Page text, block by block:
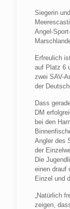
Siegerin
Angel-
Erfreulich
auf Platz 6
zwei SAV-
der
Dass
DM
bei den
Angler des
der
Die
einen drauf
Einzel und
„Natürlich
zeigen,